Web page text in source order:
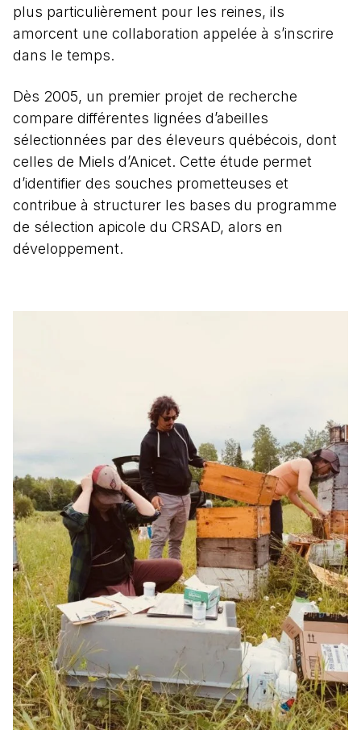
plus particulièrement pour les reines, ils
amorcent une collaboration appelée à s’inscrire
dans le temps.
Dès 2005, un premier projet de recherche
compare différentes lignées d’abeilles
sélectionnées par des éleveurs québécois, dont
celles de Miels d’Anicet. Cette étude permet
d’identifier des souches prometteuses et
contribue à structurer les bases du programme
de sélection apicole du CRSAD, alors en
développement.